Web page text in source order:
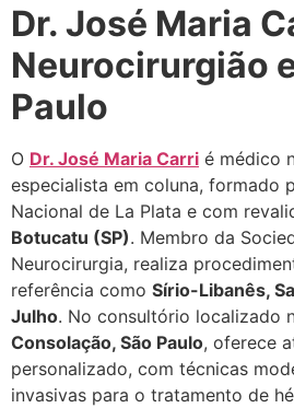
Dr. José Maria
Neurocirurgião
Paulo
O Dr. José Maria Carri é médico
especialista em coluna, formado
Nacional de La Plata e com
Botucatu (SP). Membro da
Neurocirurgia, realiza
referência como Sírio-Libanês,
Julho. No consultório localizado
Consolação, São Paulo, oferece
personalizado, com técnicas
invasivas para o tratamento de